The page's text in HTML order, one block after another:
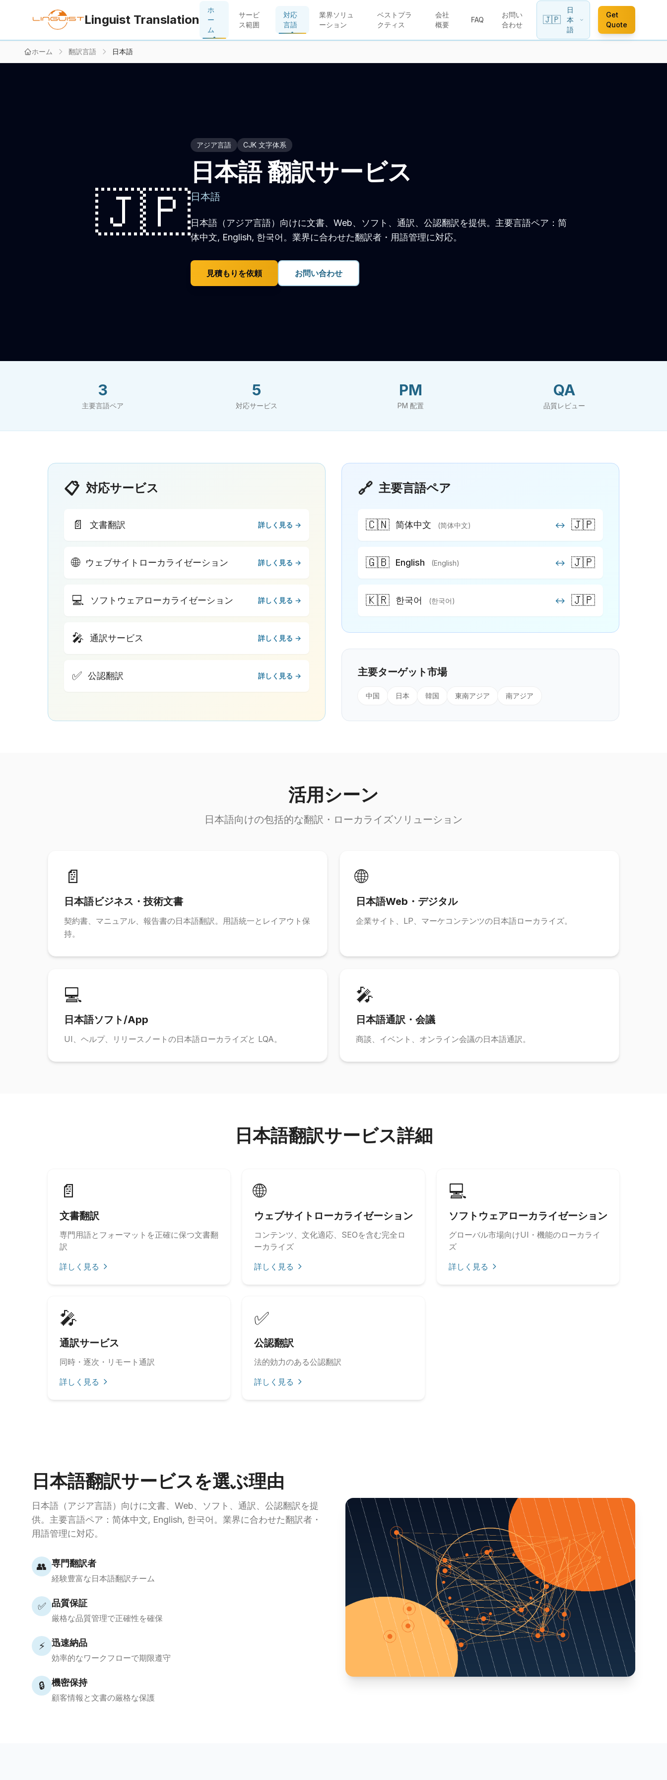
Linguist Translation
ホ
ー
ム
サービ
ス範囲
対応
言語
業界ソリュ
ーション
ベストプラ
クティス
会社
概要
FAQ
お問い
合わせ
🇯🇵
日
本
語
Get
Quote
ホーム 翻訳言語 日本語
🇯🇵
アジア言語 CJK 文字体系
日本語 翻訳サービス
日本語
日本語（アジア言語）向けに文書、Web、ソフト、通訳、公認翻訳を提供。主要言語ペア：简
体中文, English, 한국어。業界に合わせた翻訳者・用語管理に対応。
見積もりを依頼 お問い合わせ
3
主要言語ペア
5
対応サービス
PM
PM 配置
QA
品質レビュー
📋 対応サービス
📄 文書翻訳 詳しく見る →
🌐 ウェブサイトローカライゼーション 詳しく見る →
💻 ソフトウェアローカライゼーション 詳しく見る →
🎤 通訳サービス 詳しく見る →
✅ 公認翻訳 詳しく見る →
🔗 主要言語ペア
🇨🇳 简体中文 (简体中文) ↔ 🇯🇵
🇬🇧 English (English) ↔ 🇯🇵
🇰🇷 한국어 (한국어) ↔ 🇯🇵
主要ターゲット市場
中国 日本 韓国 東南アジア 南アジア
活用シーン
日本語向けの包括的な翻訳・ローカライズソリューション
📄
日本語ビジネス・技術文書
契約書、マニュアル、報告書の日本語翻訳。用語統一とレイアウト保
持。
🌐
日本語Web・デジタル
企業サイト、LP、マーケコンテンツの日本語ローカライズ。
💻
日本語ソフト/App
UI、ヘルプ、リリースノートの日本語ローカライズと LQA。
🎤
日本語通訳・会議
商談、イベント、オンライン会議の日本語通訳。
日本語翻訳サービス詳細
📄
文書翻訳
専門用語とフォーマットを正確に保つ文書翻
訳
詳しく見る
🌐
ウェブサイトローカライゼーション
コンテンツ、文化適応、SEOを含む完全ロ
ーカライズ
詳しく見る
💻
ソフトウェアローカライゼーション
グローバル市場向けUI・機能のローカライ
ズ
詳しく見る
🎤
通訳サービス
同時・逐次・リモート通訳
詳しく見る
✅
公認翻訳
法的効力のある公認翻訳
詳しく見る
日本語翻訳サービスを選ぶ理由
日本語（アジア言語）向けに文書、Web、ソフト、通訳、公認翻訳を提
供。主要言語ペア：简体中文, English, 한국어。業界に合わせた翻訳者・
用語管理に対応。
👥 専門翻訳者
経験豊富な日本語翻訳チーム
✅ 品質保証
厳格な品質管理で正確性を確保
⚡ 迅速納品
効率的なワークフローで期限遵守
🔒 機密保持
顧客情報と文書の厳格な保護